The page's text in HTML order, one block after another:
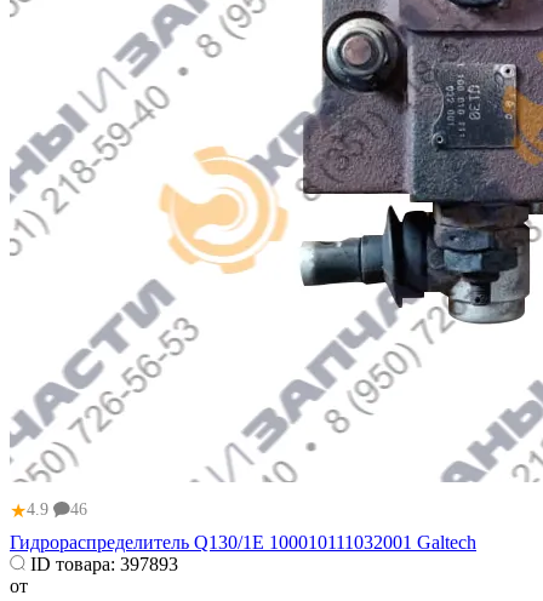
★4.9 46
Гидрораспределитель Q130/1E 100010111032001 Galtech
ID товара: 397893
от